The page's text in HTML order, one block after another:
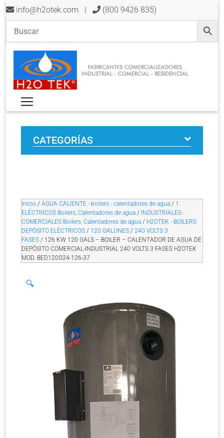
info@h2otek.com | (800 9426 835)
CATEGORÍAS
Inicio / AGUA CALIENTE - boilers - calentadores de agua / 1.
ELÉCTRICOS Boilers, Calentadores de agua / INDUSTRIALES -
COMERCIALES Boilers, Calentadores de agua / H2OTEK - BOILERS
DEPÓSITO ELÉCTRICOS / 120 GALONES / 240 VOLTS 3
FASES / 126 KW 120 GALS – BOILER – CALENTADOR DE AGUA DE
DEPÓSITO COMERCIAL-INDUSTRIAL 240 VOLTS 3 FASES H2OTEK
MOD. BED120G24-126-37
🔍